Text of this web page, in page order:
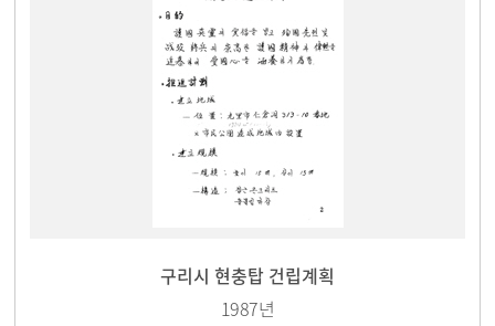
구리시 현충탑 건립계획
1987년